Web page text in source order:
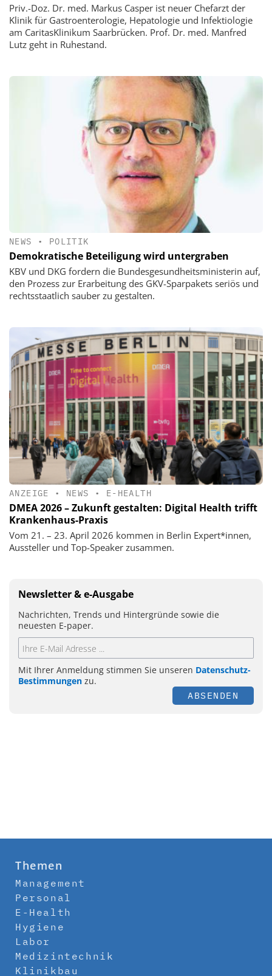
Priv.-Doz. Dr. med. Markus Casper ist neuer Chefarzt der
Klinik für Gastroenterologie, Hepatologie und Infektiologie
am CaritasKlinikum Saarbrücken. Prof. Dr. med. Manfred
Lutz geht in Ruhestand.
NEWS • POLITIK
Demokratische Beteiligung wird untergraben
KBV und DKG fordern die Bundesgesundheitsministerin auf,
den Prozess zur Erarbeitung des GKV-Sparpakets seriös und
rechtsstaatlich sauber zu gestalten.
ANZEIGE • NEWS • E-HEALTH
DMEA 2026 – Zukunft gestalten: Digital Health trifft
Krankenhaus-Praxis
Vom 21. – 23. April 2026 kommen in Berlin Expert*innen,
Aussteller und Top-Speaker zusammen.
Newsletter & e-Ausgabe
Nachrichten, Trends und Hintergründe sowie die
neuesten E-paper.
Mit Ihrer Anmeldung stimmen Sie unseren Datenschutz-
Bestimmungen zu.
ABSENDEN
Themen
Management
Personal
E-Health
Hygiene
Labor
Medizintechnik
Klinikbau